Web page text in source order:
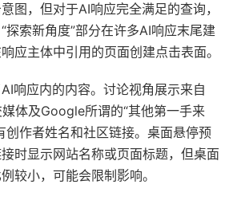
图，但对于AI响应完全满足的查询，
探索新角度”部分在许多AI响应末尾建
应主体中引用的页面创建点击表面。
响应内的内容。讨论视角展示来自
体及Google所谓的“其他第一手来
创作者姓名和社区链接。桌面悬停预
时显示网站名称或页面标题，但桌面
较小，可能会限制影响。